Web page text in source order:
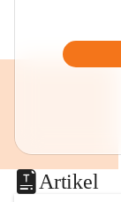
Artikel